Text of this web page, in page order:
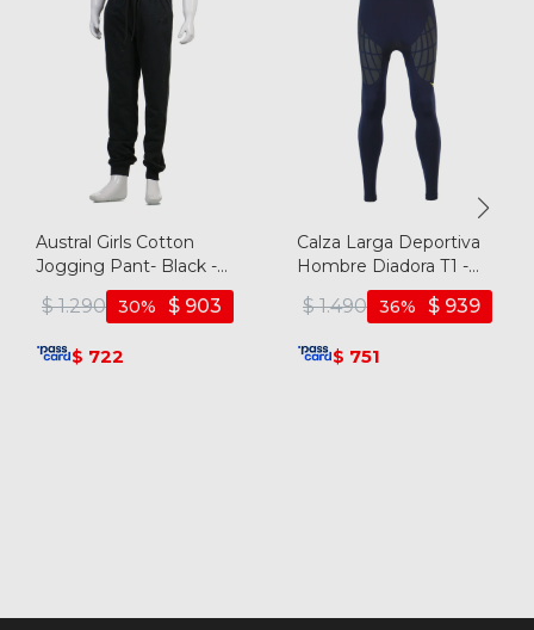
Austral Girls Cotton
Jogging Pant- Black -
$ 1.290 $ 903
30
$ 722
Calza Larga Deportiva
Hombre Diadora T1 -
$ 1.490 $ 939
36
$ 751